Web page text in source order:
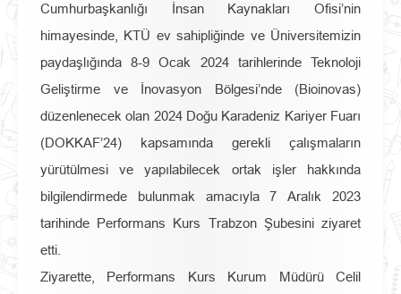
Cumhurbaşkanlığı İnsan Kaynakları Ofisi’nin
himayesinde, KTÜ ev sahipliğinde ve Üniversitemizin
paydaşlığında 8-9 Ocak 2024 tarihlerinde Teknoloji
Geliştirme ve İnovasyon Bölgesi’nde (Bioinovas)
düzenlenecek olan 2024 Doğu Karadeniz Kariyer Fuarı
(DOKKAF’24) kapsamında gerekli çalışmaların
yürütülmesi ve yapılabilecek ortak işler hakkında
bilgilendirmede bulunmak amacıyla 7 Aralık 2023
tarihinde Performans Kurs Trabzon Şubesini ziyaret
etti.
Ziyarette, Performans Kurs Kurum Müdürü Celil